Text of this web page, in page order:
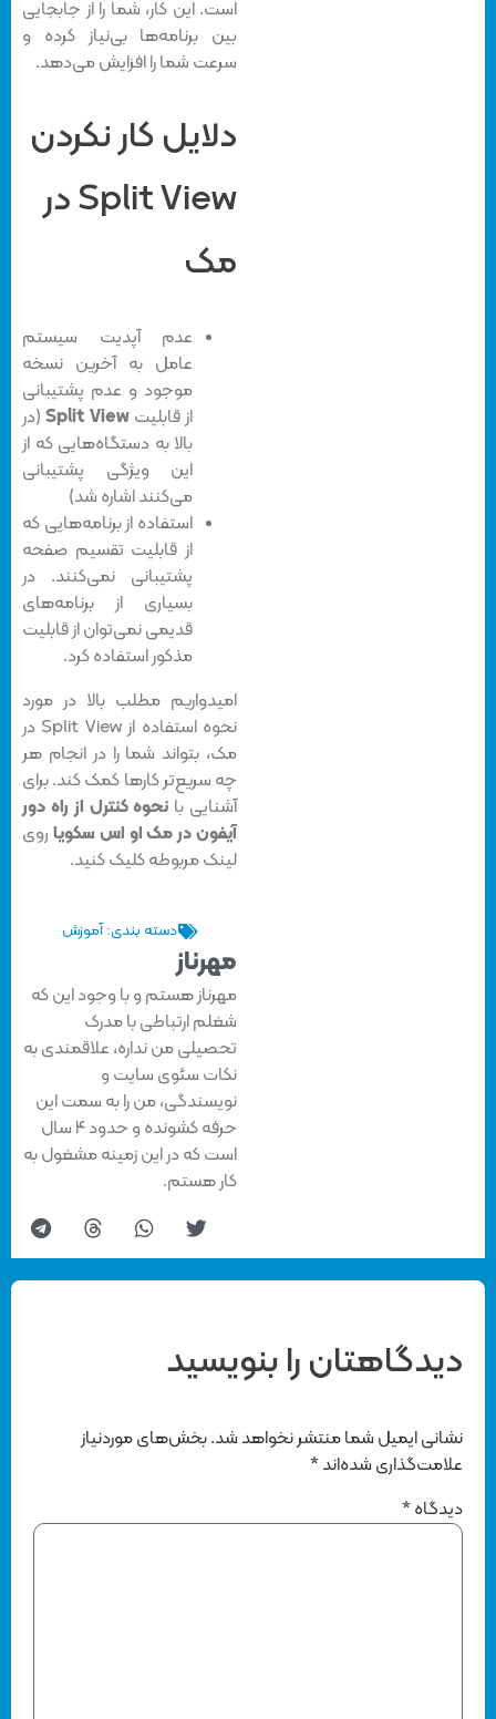
است. این کار، شما را از جابجایی
بین برنامه‌ها بی‌نیاز کرده و
سرعت شما را افزایش می‌دهد.
دلایل کار نکردن
Split View در
مک
عدم آپدیت سیستم
عامل به آخرین نسخه
موجود و عدم پشتیبانی
از قابلیتSplit View(در
بالا به دستگاه‌هایی که از
این ویژگی پشتیبانی
می‌کنند اشاره شد)
استفاده از برنامه‌هایی که
از قابلیت تقسیم صفحه
پشتیبانی نمی‌کنند. در
بسیاری از برنامه‌های
قدیمی نمی‌توان از قابلیت
مذکور استفاده کرد.
امیدواریم مطلب بالا در مورد
نحوه استفاده از Split View در
مک، بتواند شما را در انجام هر
چه سریع‌تر کارها کمک کند. برای
آشنایی بانحوه کنترل از راه دور
آیفون در مک او اس سکویاروی
لینک مربوطه کلیک کنید.
دسته بندی:آموزش
مهرناز
مهرناز هستم و با وجود این که
شغلم ارتباطی با مدرک
تحصیلی من نداره، علاقمندی به
نکات سئوی سایت و
نویسندگی، من را به سمت این
حرفه کشونده و حدود ۴ سال
است که در این زمینه مشغول به
کار هستم.
دیدگاهتان را بنویسید
نشانی ایمیل شما منتشر نخواهد شد. بخش‌های موردنیاز
علامت‌گذاری شده‌اند*
دیدگاه*